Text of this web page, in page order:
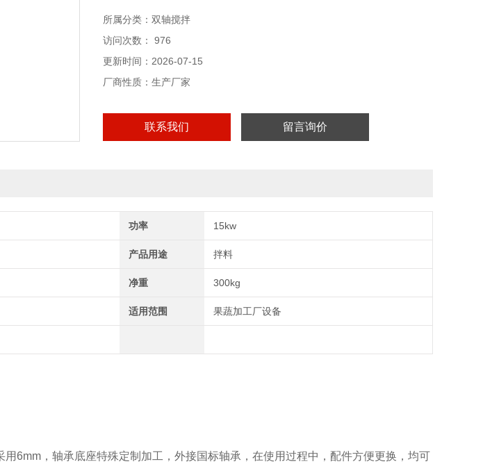
所属分类：双轴搅拌
访问次数： 976
更新时间：2026-07-15
厂商性质：生产厂家
联系我们 留言询价
功率 15kw
产品用途 拌料
净重 300kg
适用范围 果蔬加工厂设备
，轴承底座特殊定制加工，外接国标轴承，在使用过程中，配件方便更换，均可